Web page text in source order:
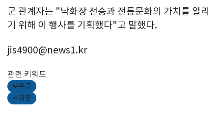
군 관계자는 "낙화장 전승과 전통문화의 가치를 알리
기 위해 이 행사를 기획했다"고 말했다.
jis4900@news1.kr
관련 키워드
보은군
낙화장